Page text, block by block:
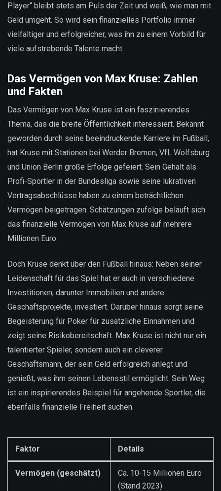
Player“ bleibt stets am Puls der Zeit und weiß, wie man mit
Geld umgeht. So wird sein finanzielles Portfolio immer
vielfältiger und erfolgreicher, was ihn zu einem Vorbild für
viele aufstrebende Talente macht.
Das Vermögen von Max Kruse: Zahlen
und Fakten
Das Vermögen von Max Kruse ist ein faszinierendes
Thema, das die breite Öffentlichkeit interessiert. Bekannt
geworden durch seine beeindruckende Karriere im Fußball,
hat Kruse mit Stationen bei Werder Bremen, VfL Wolfsburg
und Union Berlin große Erfolge gefeiert. Sein Gehalt als
Profi-Sportler in der Bundesliga sowie seine lukrativen
Vertragsabschlüsse haben zu einem beträchtlichen
Vermögen beigetragen. Schätzungen zufolge beläuft sich
das finanzielle Vermögen von Max Kruse auf mehrere
Millionen Euro.
Doch Kruse denkt über den Fußball hinaus: Neben seiner
Leidenschaft für das Spiel hat er auch in verschiedene
Investitionen, darunter Immobilien und andere
Geschäftsprojekte, investiert. Darüber hinaus sorgt seine
Begeisterung für Poker für zusätzliche Einnahmen und
zeigt seine Risikobereitschaft. Max Kruse ist nicht nur ein
talentierter Spieler, sondern auch ein cleverer
Geschäftsmann, der sein Geld erfolgreich anlegt und
genießt, was ihm seinen Lebensstil ermöglicht. Sein Weg
ist ein inspirierendes Beispiel für angehende Sportler, die
ebenfalls finanzielle Freiheit suchen.
Faktor Details
Vermögen (geschätzt)
Ca. 10-15 Millionen Euro
(Stand 2023)